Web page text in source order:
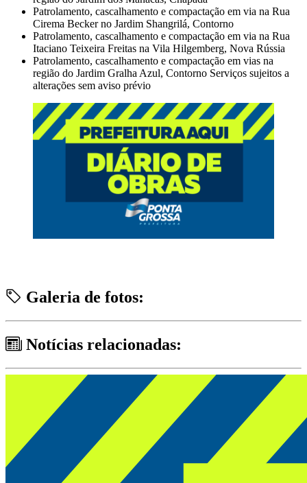
Patrolamento, cascalhamento e compactação em via na Rua
Cirema Becker no Jardim Shangrilá, Contorno
Patrolamento, cascalhamento e compactação em via na Rua
Itaciano Teixeira Freitas na Vila Hilgemberg, Nova Rússia
Patrolamento, cascalhamento e compactação em vias na
região do Jardim Gralha Azul, Contorno Serviços sujeitos a
alterações sem aviso prévio
Galeria de fotos:
Notícias relacionadas: